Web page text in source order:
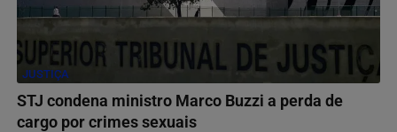
JUSTIÇA
STJ condena ministro Marco Buzzi a perda de
cargo por crimes sexuais